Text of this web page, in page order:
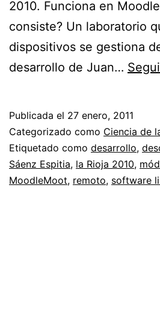
2010. Funciona en
consiste? Un laboratorio
dispositivos se gestiona
desarrollo de Juan…
Publicada el 27 enero, 2011
Categorizado como Ciencia de
Etiquetado como desarrollo,
Sáenz Espitia, la Rioja 2010,
MoodleMoot, remoto, software